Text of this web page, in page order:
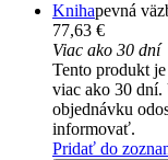
Knihapevná
77,63 €
Viac ako 30 dní
Tento produkt
viac ako 30 dní.
objednávku
informovať.
Pridať do